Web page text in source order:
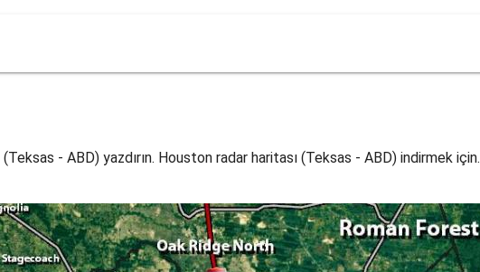
- ABD) yazdırın. Houston radar haritası (Teksas - ABD) indirmek için.